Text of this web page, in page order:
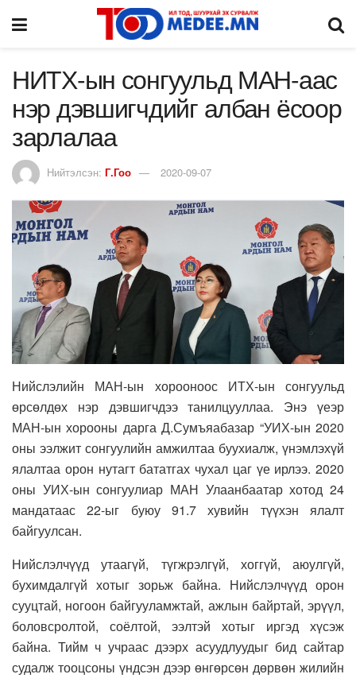
НИТХ-ын сонгуульд МАН-аас
нэр дэвшигчдийг албан ёсоор
зарлалаа
Нийтэлсэн: Г.Гоо 2020-09-07
Нийслэлийн МАН-ын хорооноос ИТХ-ын сонгуульд
өрсөлдөх нэр дэвшигчдээ танилцууллаа. Энэ үеэр
МАН-ын хорооны дарга Д.Сумъяабазар “УИХ-ын 2020
оны ээлжит сонгуулийн амжилтаа буухиалж, үнэмлэхүй
ялалтаа орон нутагт бататгах чухал цаг үе ирлээ. 2020
оны УИХ-ын сонгуулиар МАН Улаанбаатар хотод 24
мандатаас 22-ыг буюу 91.7 хувийн түүхэн ялалт
байгуулсан.
Нийслэлчүүд утаагүй, түгжрэлгүй, хоггүй, аюулгүй,
бухимдалгүй хотыг зорьж байна. Нийслэлчүүд орон
сууцтай, ногоон байгууламжтай, ажлын байртай, эрүүл,
боловсролтой, соёлтой, ээлтэй хотыг иргэд хүсэж
байна. Тийм ч учраас дээрх асуудлуудыг бид сайтар
судалж тооцсоны үндсэн дээр өнгөрсөн дөрвөн жилийн